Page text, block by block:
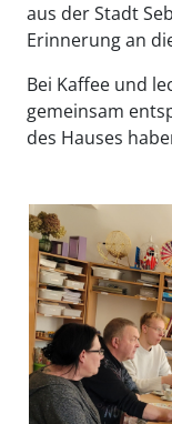
aus der Stadt
Erinnerung an
Bei Kaffee und
gemeinsam
des Hauses